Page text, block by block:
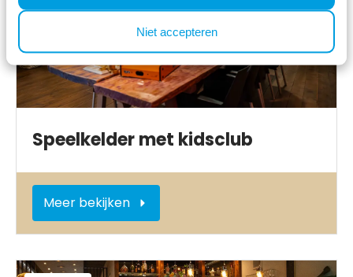
Niet accepteren
Speelkelder met kidsclub
Meer bekijken